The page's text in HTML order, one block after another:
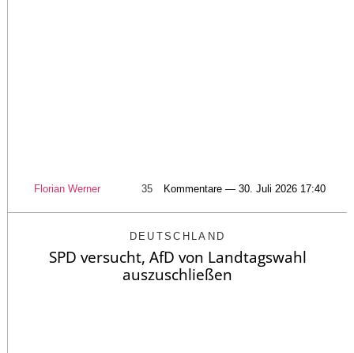
Florian Werner 35 Kommentare — 30. Juli 2026 17:40
DEUTSCHLAND
SPD versucht, AfD von Landtagswahl
auszuschließen